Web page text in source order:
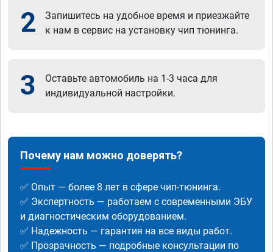
2
Запишитесь на удобное время и приезжайте
к нам в сервис на установку чип тюнинга.
3
Оставьте автомобиль на 1-3 часа для
индивидуальной настройки.
Почему нам можно доверять?
✅ Опыт — более 8 лет в сфере чип-тюнинга.
✅ Экспертность — работаем с современными ЭБУ
и диагностическим оборудованием.
✅ Надежность — гарантия на все виды работ.
✅ Прозрачность — подробные консультации по